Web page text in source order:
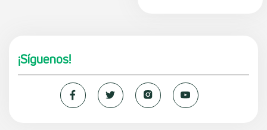
¡Síguenos!